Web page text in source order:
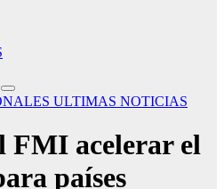
ULTIMAS NOTICIAS
FMI acelerar el
países